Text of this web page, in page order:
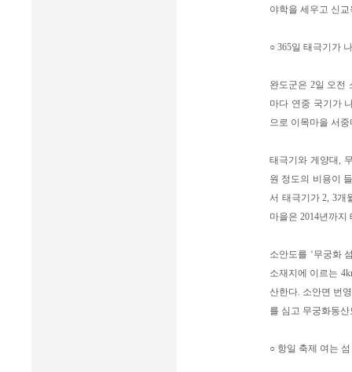
야학을 세우고 신
○ 365일 태극기가
완도군은 2일 오전
마다 연중 국기가
으로 이목마을 서
태극기와 게양대,
원 정도의 비용이
서 태극기가 2, 3개
마을은 2014년까지
소안도를 ‘무궁화
소재지에 이르는
산한다. 소안면 번
를 심고 무궁화동
○ 항일 축제 여는 섬